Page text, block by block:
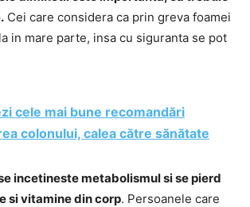
Cei care considera ca prin greva foamei
in mare parte, insa cu siguranta se pot
cele mai bune recomandări
colonului, calea către sănătate
incetineste metabolismul si se pierd
si vitamine din corp. Persoanele care